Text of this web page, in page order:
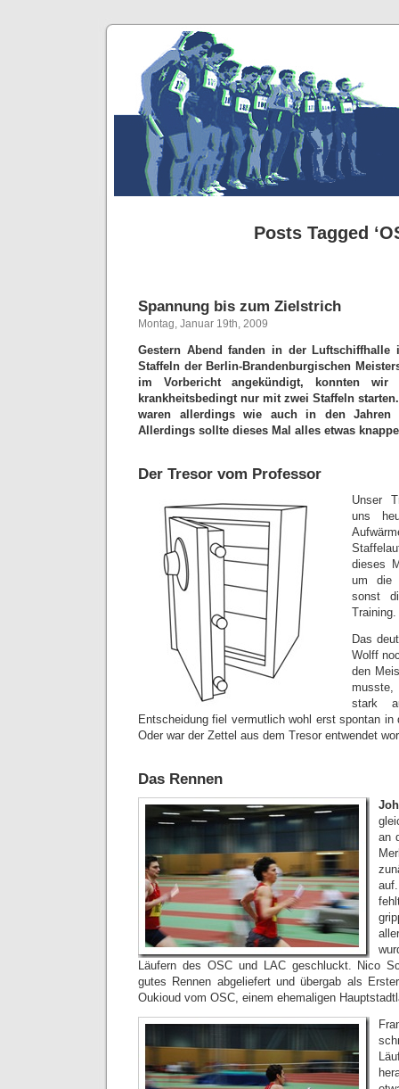
Posts Tagged
Spannung bis zum Zielstrich
Montag, Januar 19th, 2009
Gestern Abend fanden in der Luftschiffhalle
Staffeln der Berlin-Brandenburgischen
im Vorbericht angekündigt, konnten
krankheitsbedingt nur mit zwei Staffeln
waren allerdings wie auch in den Jahren
Allerdings sollte dieses Mal alles etwas
Der Tresor vom Professor
Unser
uns
dieses
um die
sonst
Training.
Das
Wolff
den
stark
Entscheidung fiel vermutlich wohl erst spontan in
Oder war der Zettel aus dem Tresor entwendet
Das Rennen
an
Läufern des OSC und LAC geschluckt. Nico
gutes Rennen abgeliefert und übergab als
Oukioud vom OSC, einem ehemaligen